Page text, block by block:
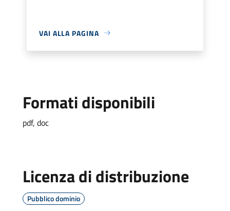
VAI ALLA PAGINA
Formati disponibili
pdf, doc
Licenza di distribuzione
Pubblico dominio